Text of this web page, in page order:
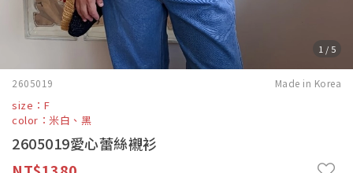
1 / 5
2605019 Made in Korea
size：F
color：米白、黑
2605019愛心蕾絲襯衫